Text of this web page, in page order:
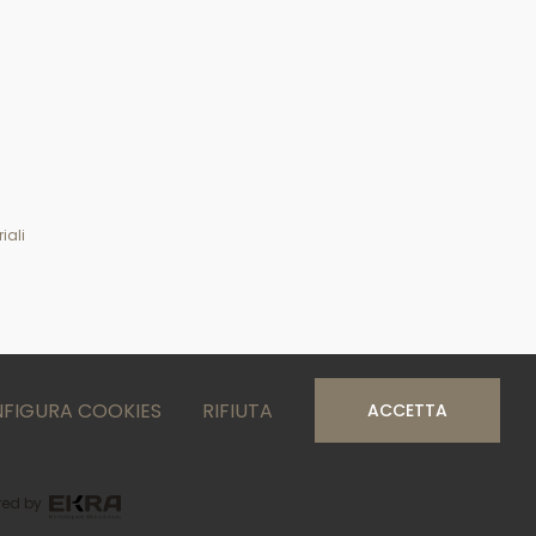
by
COOKIES RIFIUTA ACCETTA